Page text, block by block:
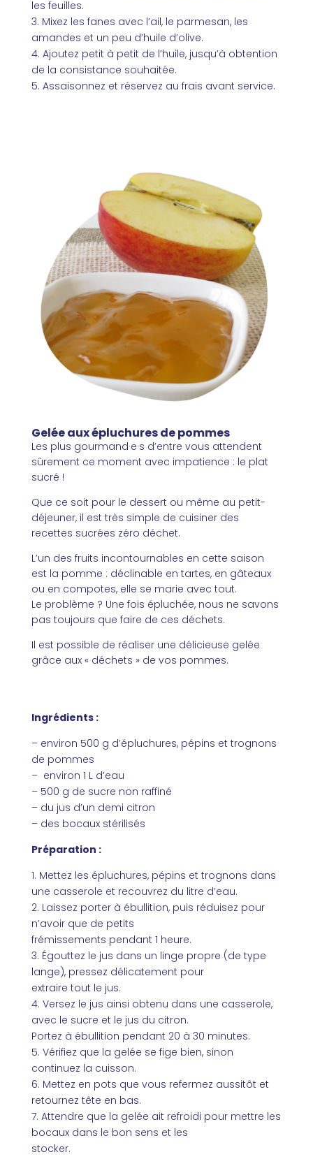
les feuilles.
3. Mixez les fanes avec l’ail, le parmesan, les
amandes et un peu d’huile d’olive.
4. Ajoutez petit à petit de l’huile, jusqu’à obtention
de la consistance souhaitée.
5. Assaisonnez et réservez au frais avant service.
Gelée aux épluchures de pommes
Les plus gourmand·e·s d’entre vous attendent
sûrement ce moment avec impatience : le plat
sucré !
Que ce soit pour le dessert ou même au petit-
déjeuner, il est très simple de cuisiner des
recettes sucrées zéro déchet.
L’un des fruits incontournables en cette saison
est la pomme : déclinable en tartes, en gâteaux
ou en compotes, elle se marie avec tout.
Le problème ? Une fois épluchée, nous ne savons
pas toujours que faire de ces déchets.
Il est possible de réaliser une délicieuse gelée
grâce aux « déchets » de vos pommes.
Ingrédients :
– environ 500 g d’épluchures, pépins et trognons
de pommes
– environ 1 L d’eau
– 500 g de sucre non raffiné
– du jus d’un demi citron
– des bocaux stérilisés
Préparation :
1. Mettez les épluchures, pépins et trognons dans
une casserole et recouvrez du litre d’eau.
2. Laissez porter à ébullition, puis réduisez pour
n’avoir que de petits
frémissements pendant 1 heure.
3. Égouttez le jus dans un linge propre (de type
lange), pressez délicatement pour
extraire tout le jus.
4. Versez le jus ainsi obtenu dans une casserole,
avec le sucre et le jus du citron.
Portez à ébullition pendant 20 à 30 minutes.
5. Vérifiez que la gelée se fige bien, sinon
continuez la cuisson.
6. Mettez en pots que vous refermez aussitôt et
retournez tête en bas.
7. Attendre que la gelée ait refroidi pour mettre les
bocaux dans le bon sens et les
stocker.